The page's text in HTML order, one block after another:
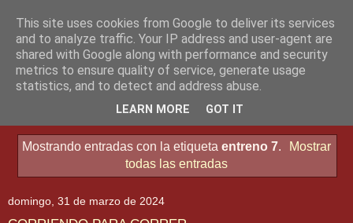
Mostrando entradas con la etiqueta entreno 7.
Mostrar
todas las entradas
domingo, 31 de marzo de 2024
This site uses cookies from Google to deliver its services
and to analyze traffic. Your IP address and user-agent are
shared with Google along with performance and security
metrics to ensure quality of service, generate usage
statistics, and to detect and address abuse.
LEARN MORE GOT IT